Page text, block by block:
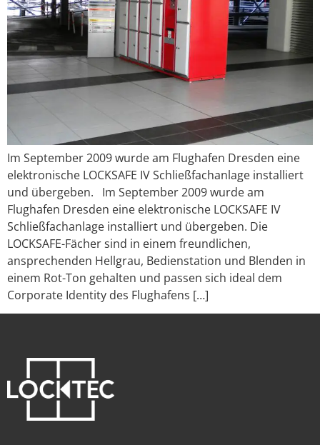
Im September 2009 wurde am Flughafen Dresden eine
elektronische LOCKSAFE IV Schließfachanlage installiert
und übergeben. Im September 2009 wurde am
Flughafen Dresden eine elektronische LOCKSAFE IV
Schließfachanlage installiert und übergeben. Die
LOCKSAFE-Fächer sind in einem freundlichen,
ansprechenden Hellgrau, Bedienstation und Blenden in
einem Rot-Ton gehalten und passen sich ideal dem
Corporate Identity des Flughafens […]